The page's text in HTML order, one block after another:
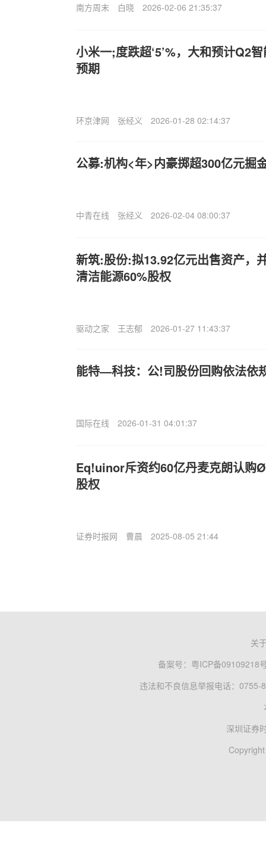
南方周末 白晓 2026-02-06 21:35:37
小米一;度跌超‘5’%，大和预计Q2
预期
环京津网 张经义 2026-01-28 02:14:37
公募:机构<年>内豪掷超300亿元掘
中青在线 张经义 2026-02-04 08:00:37
新筑:股份:拟13.92亿元出售资产，
清洁能源60%股权
驱动之家 王志郁 2026-01-27 11:43:37
能特—科技：公!司股份回购依法依
国际在线 2026-01-31 04:01:37
Eq!uinor斥资约60亿丹麦克朗认购
股权
证券时报网 曹晨 2025-08-05 21:44
关
备案号： 粤ICP备09109218
违法和不良信息举报电话：0755-
深圳证券